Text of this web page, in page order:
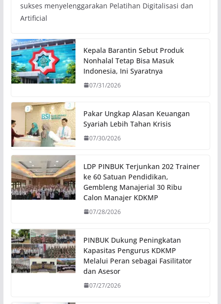
sukses menyelenggarakan Pelatihan Digitalisasi dan
Artificial
Kepala Barantin Sebut Produk
Nonhalal Tetap Bisa Masuk
Indonesia, Ini Syaratnya
07/31/2026
Pakar Ungkap Alasan Keuangan
Syariah Lebih Tahan Krisis
07/30/2026
LDP PINBUK Terjunkan 202 Trainer
ke 60 Satuan Pendidikan,
Gembleng Manajerial 30 Ribu
Calon Manajer KDKMP
07/28/2026
PINBUK Dukung Peningkatan
Kapasitas Pengurus KDKMP
Melalui Peran sebagai Fasilitator
dan Asesor
07/27/2026